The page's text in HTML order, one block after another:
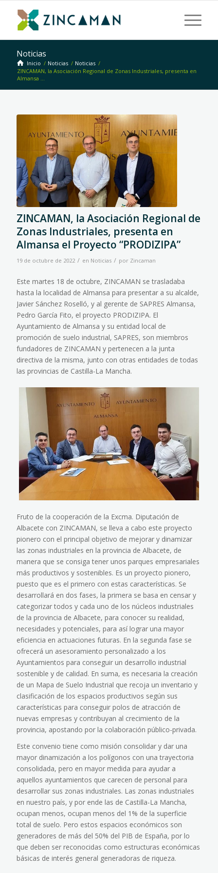
Noticias
Inicio / Noticias / Noticias /
ZINCAMAN, la Asociación Regional de Zonas Industriales, presenta en
Almansa ...
ZINCAMAN, la Asociación Regional de
Zonas Industriales, presenta en
Almansa el Proyecto “PRODIZIPA”
19 de octubre de 2022 / en Noticias / por Zincaman
Este martes 18 de octubre, ZINCAMAN se trasladaba
hasta la localidad de Almansa para presentar a su alcalde,
Javier Sánchez Roselló, y al gerente de SAPRES Almansa,
Pedro García Fito, el proyecto PRODIZIPA. El
Ayuntamiento de Almansa y su entidad local de
promoción de suelo industrial, SAPRES, son miembros
fundadores de ZINCAMAN y pertenecen a la junta
directiva de la misma, junto con otras entidades de todas
las provincias de Castilla-La Mancha.
Fruto de la cooperación de la Excma. Diputación de
Albacete con ZINCAMAN, se lleva a cabo este proyecto
pionero con el principal objetivo de mejorar y dinamizar
las zonas industriales en la provincia de Albacete, de
manera que se consiga tener unos parques empresariales
más productivos y sostenibles. Es un proyecto pionero,
puesto que es el primero con estas características. Se
desarrollará en dos fases, la primera se basa en censar y
categorizar todos y cada uno de los núcleos industriales
de la provincia de Albacete, para conocer su realidad,
necesidades y potenciales, para así lograr una mayor
eficiencia en actuaciones futuras. En la segunda fase se
ofrecerá un asesoramiento personalizado a los
Ayuntamientos para conseguir un desarrollo industrial
sostenible y de calidad. En suma, es necesaria la creación
de un Mapa de Suelo Industrial que recoja un inventario y
clasificación de los espacios productivos según sus
características para conseguir polos de atracción de
nuevas empresas y contribuyan al crecimiento de la
provincia, apostando por la colaboración público-privada.
Este convenio tiene como misión consolidar y dar una
mayor dinamización a los polígonos con una trayectoria
consolidada, pero en mayor medida para ayudar a
aquellos ayuntamientos que carecen de personal para
desarrollar sus zonas industriales. Las zonas industriales
en nuestro país, y por ende las de Castilla-La Mancha,
ocupan menos, ocupan menos del 1% de la superficie
total de suelo. Pero estos espacios económicos son
generadores de más del 50% del PIB de España, por lo
que deben ser reconocidas como estructuras económicas
básicas de interés general generadoras de riqueza.